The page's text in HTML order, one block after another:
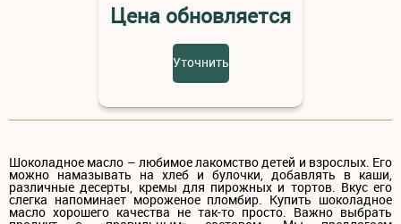
Цена обновляется
Уточнить
Шоколадное масло – любимое лакомство детей и взрослых. Его
можно намазывать на хлеб и булочки, добавлять в каши,
различные десерты, кремы для пирожных и тортов. Вкус его
слегка напоминает мороженое пломбир. Купить шоколадное
масло хорошего качества не так-то просто. Важно выбрать